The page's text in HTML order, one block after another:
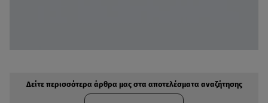
Δείτε περισσότερα άρθρα μας στα αποτελέσματα αναζήτησης